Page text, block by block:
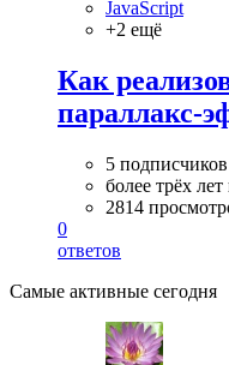
JavaScript
+2 ещё
Как
параллакс-
5 подписчиков
более трёх лет
2814
0
ответов
Самые активные сегодня